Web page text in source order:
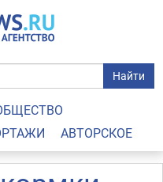
Найти
АВТОРСКОЕ